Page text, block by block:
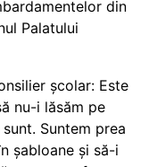
din
Palatului
școlar: Este
nu-i lăsăm pe
Suntem prea
șabloane și să-i